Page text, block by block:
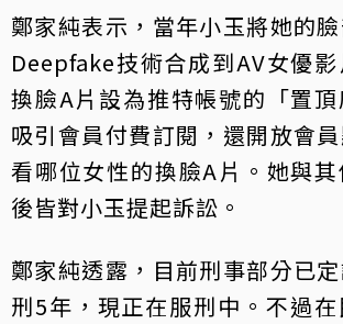
鄭家純表示，當年小玉將她的
Deepfake技術合成到AV女優
換臉A片設為推特帳號的「置
吸引會員付費訂閱，還開放會
看哪位女性的換臉A片。她與
後皆對小玉提起訴訟。
鄭家純透露，目前刑事部分已
刑5年，現正在服刑中。不過